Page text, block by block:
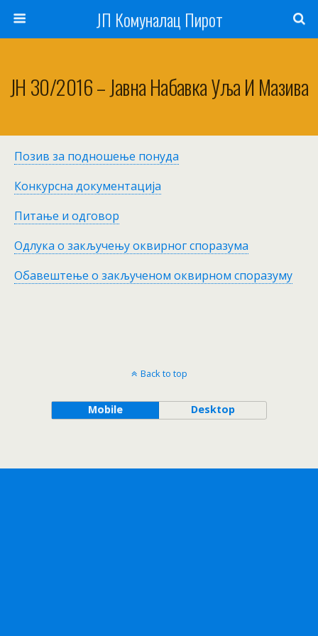
ЈП Комуналац Пирот
JН 30/2016 – Јавна Набавка Уља И Мазива
Позив за подношење понуда
Конкурсна документација
Питање и одговор
Одлука о закључењу оквирног споразума
Обавештење о закљученом оквирном споразуму
Back to top
Mobile Desktop